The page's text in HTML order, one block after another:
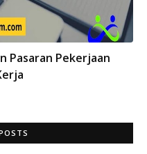
Pasaran Pekerjaan